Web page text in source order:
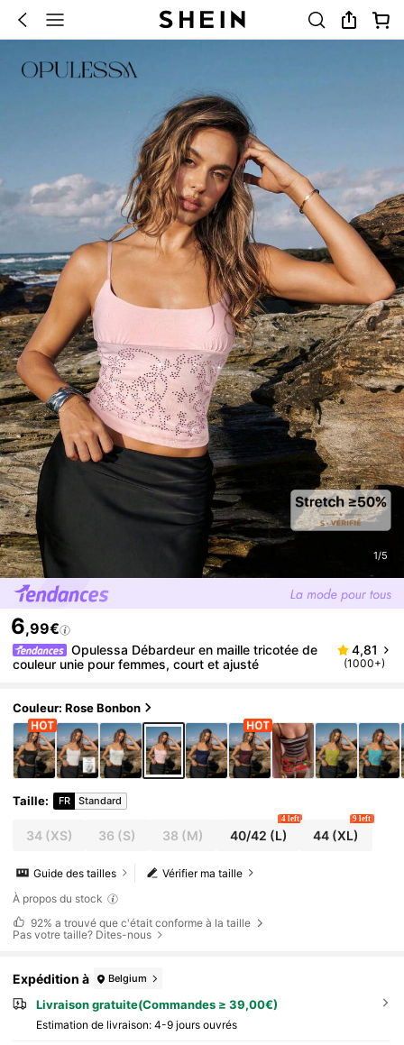
1/5
6,99€
Opulessa Débardeur en maille tricotée de
couleur unie pour femmes, court et ajusté
4,81
(1000+)
Couleur: Rose Bonbon
Taille: FR Standard
34(XS) 36 (S) 38 (M) 40/42 (L)
4 left
44 (XL)
9 left
Vérifier ma taille
Guide des tailles
À propos du stock
92% a trouvé que c'était conforme à la taille
Pas votre taille? Dites-nous
Expédition à Belgium
Livraison gratuite(Commandes ≥ 39,00€)
Estimation de livraison: 4-9 jours ouvrés